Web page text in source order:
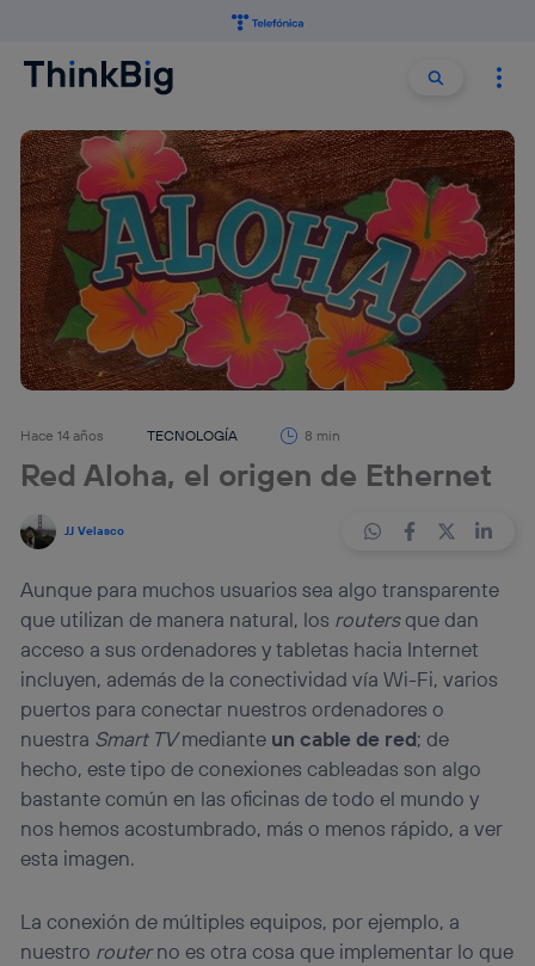
Buscar
Hace 14 años TECNOLOGÍA 8 min
Red Aloha, el origen de Ethernet
JJ Velasco
Aunque para muchos usuarios sea algo transparente
que utilizan de manera natural, los routersque dan
acceso a sus ordenadores y tabletas hacia Internet
incluyen, además de la conectividad vía Wi-Fi, varios
puertos para conectar nuestros ordenadores o
nuestra Smart TVmediante un cable de red; de
hecho, este tipo de conexiones cableadas son algo
bastante común en las oficinas de todo el mundo y
nos hemos acostumbrado, más o menos rápido, a ver
esta imagen.
La conexión de múltiples equipos, por ejemplo, a
nuestro routerno es otra cosa que implementar lo que